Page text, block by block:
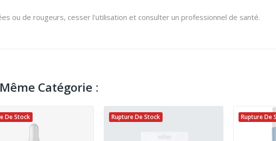
ou de rougeurs, cesser l'utilisation et consulter un professionnel de santé.
Catégorie :
De Stock Rupture De Stock Rupture De